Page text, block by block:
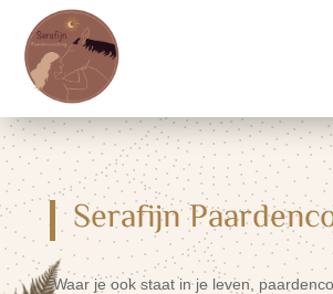
Serafijn
Waar je ook staat in je leven,